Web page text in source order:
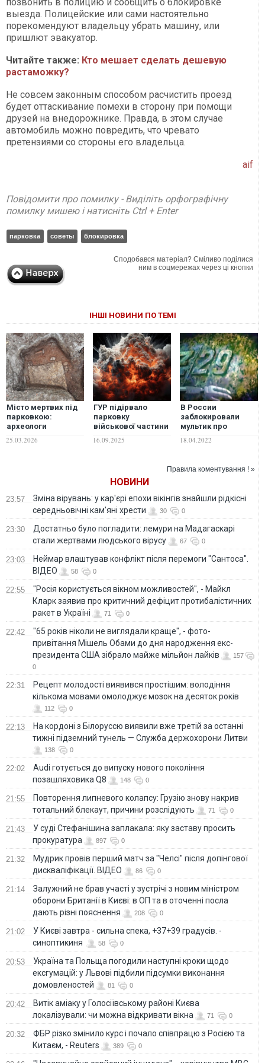
выезда. Полицейские или сами настоятельно
порекомендуют владельцу убрать машину, или
пришлют эвакуатор.
Читайте также: Кто мешает сделать дешевую
растаможку?​​​​​​​
Не совсем законным способом расчистить проезд
будет оттаскивание помехи в сторону при помощи
друзей на внедорожнике. Правда, в этом случае
автомобиль можно повредить, что чревато
претензиями со стороны его владельца.
aif
Повідомити про помилку - Виділіть орфографічну
помилку мишею і натисніть Ctrl + Enter
парковка советы блокировка
Сподобався матеріал? Сміливо поділися
ним в соцмережах через ці кнопки
ІНШІ НОВИНИ ПО ТЕМІ
Місто мертвих під
парковкою:
археологи
приховує античний
25.03.2026
ГУР підірвало
парковку
військової частини
серед окупантів
16.09.2025
В России
заблокировали
мультик про
"Нептун" и
Z. ВИДЕО
18.04.2022
Правила коментування ! »
НОВИНИ
23:57
Зміна вірувань: у кар'єрі епохи вікінгів знайшли рідкісні
середньовічні кам’яні хрести
30 0
23:30
Достатньо було погладити: лемури на Мадагаскарі
стали жертвами людського вірусу
67 0
23:03
Неймар влаштував конфлікт після перемоги "Сантоса".
ВІДЕО
58 0
22:55
"Росія користується вікном можливостей", - Майкл
Кларк заявив про критичний дефіцит протибалістичних
ракет в Україні
71 0
22:42
"65 років ніколи не виглядали краще", - фото-
привітання Мішель Обами до дня народження екс-
президента США зібрало майже мільйон лайків
157
0
22:31
Рецепт молодості виявився простішим: володіння
кількома мовами омолоджує мозок на десяток років
112 0
22:13
На кордоні з Білоруссю виявили вже третій за останні
тижні підземний тунель — Служба держохорони Литви
138 0
22:02
Audi готується до випуску нового покоління
позашляховика Q8
148 0
21:55
Повторення липневого колапсу: Грузію знову накрив
тотальний блекаут, причини розслідують
71 0
21:43
У суді Стефанішина заплакала: яку заставу просить
прокуратура
897 0
21:32
Мудрик провів перший матч за "Челсі" після допінгової
дискваліфікації. ВІДЕО
86 0
21:14
Залужний не брав участі у зустрічі з новим міністром
оборони Британії в Києві: в ОП та в оточенні посла
дають різні пояснення
208 0
21:02
У Києві завтра - сильна спека, +37+39 градусів. -
синоптикиня
58 0
20:53
Україна та Польща погодили наступні кроки щодо
ексгумацій: у Львові підбили підсумки виконання
домовленостей
81 0
20:42
Витік аміаку у Голосіївському районі Києва
локалізували: чи можна відкривати вікна
71 0
20:32
ФБР різко змінило курс і почало співпрацю з Росією та
Китаєм, - Reuters
389 0